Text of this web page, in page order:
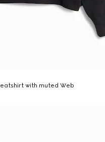
with muted Web